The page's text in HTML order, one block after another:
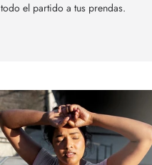
todo el partido a tus prendas.